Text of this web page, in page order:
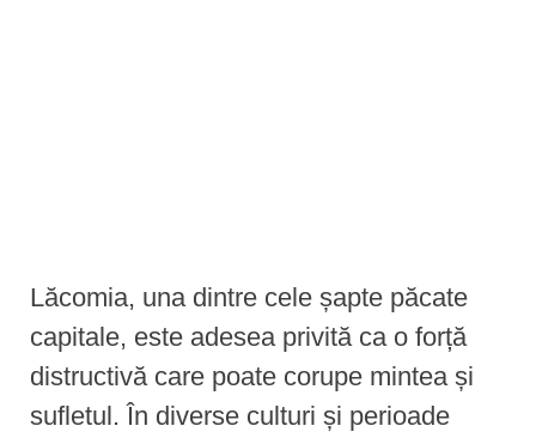
Lăcomia, una dintre cele șapte păcate
capitale, este adesea privită ca o forță
distructivă care poate corupe mintea și
sufletul. În diverse culturi și perioade